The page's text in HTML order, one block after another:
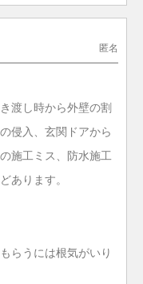
匿名
渡し時から外壁の割
侵入、玄関ドアから
施工ミス、防水施工
あります。
らうには根気がいり